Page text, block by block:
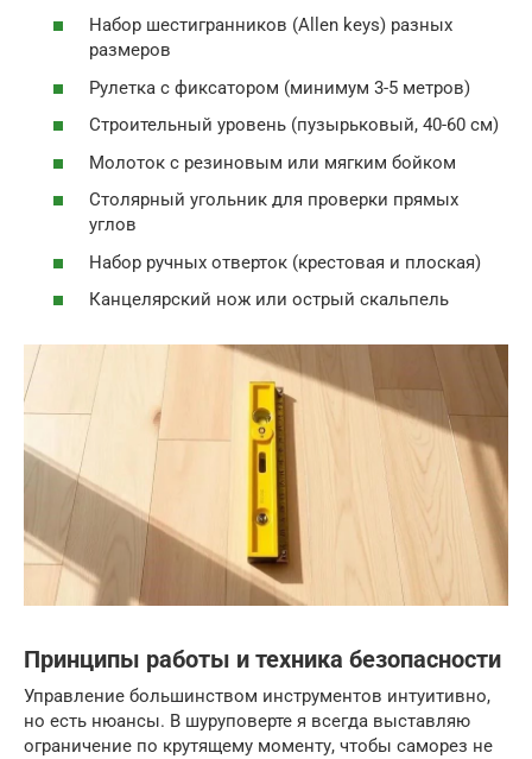
Набор шестигранников (Allen keys) разных
размеров
Рулетка с фиксатором (минимум 3-5 метров)
Строительный уровень (пузырьковый, 40-60 см)
Молоток с резиновым или мягким бойком
Столярный угольник для проверки прямых
углов
Набор ручных отверток (крестовая и плоская)
Канцелярский нож или острый скальпель
Принципы работы и техника безопасности
Управление большинством инструментов интуитивно,
но есть нюансы. В шуруповерте я всегда выставляю
ограничение по крутящему моменту, чтобы саморез не